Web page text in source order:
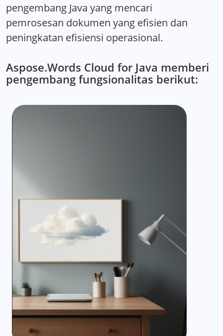
pengembang Java yang mencari
pemrosesan dokumen yang efisien dan
peningkatan efisiensi operasional.
Aspose.Words Cloud for Java memberi
pengembang fungsionalitas berikut: